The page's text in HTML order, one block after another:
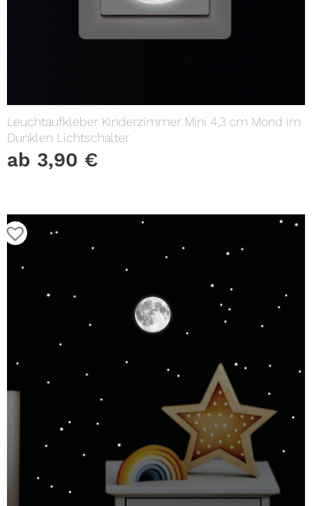
Leuchtaufkleber Kinderzimmer Mini 4,3 cm Mond im
Dunklen Lichtschalter
ab 3,90 €